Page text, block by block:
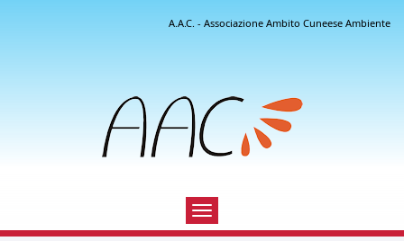
A.A.C. - Associazione Ambito Cuneese Ambiente
Toggle
navigation